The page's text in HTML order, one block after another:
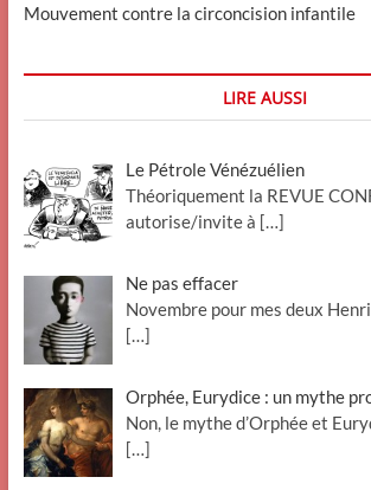
Mouvement contre la circoncision infantile
LIRE AUSSI
Le Pétrole Vénézuélien
Théoriquement la REVUE
autorise/invite à […]
Ne pas effacer
Novembre pour mes deux
[…]
Orphée, Eurydice : un mythe
Non, le mythe d’Orphée et
[…]